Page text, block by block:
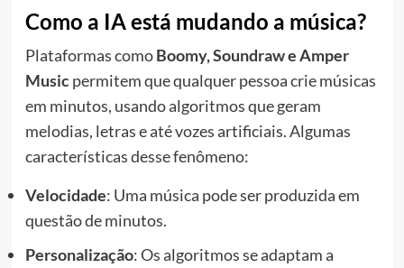
Como a IA está mudando a música?
Plataformas comoBoomy, Soundraw e Amper
Musicpermitem que qualquer pessoa crie músicas
em minutos, usando algoritmos que geram
melodias, letras e até vozes artificiais. Algumas
características desse fenômeno:
Velocidade: Uma música pode ser produzida em
questão de minutos.
Personalização: Os algoritmos se adaptam a